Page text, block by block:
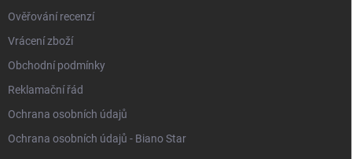
Ověřování recenzí
Vrácení zboží
Obchodní podmínky
Reklamační řád
Ochrana osobních údajů
Ochrana osobních údajů - Biano Star